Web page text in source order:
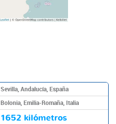
Sevilla, Andalucía, España
Bolonia, Emilia-Romaña, Italia
1652 kilómetros